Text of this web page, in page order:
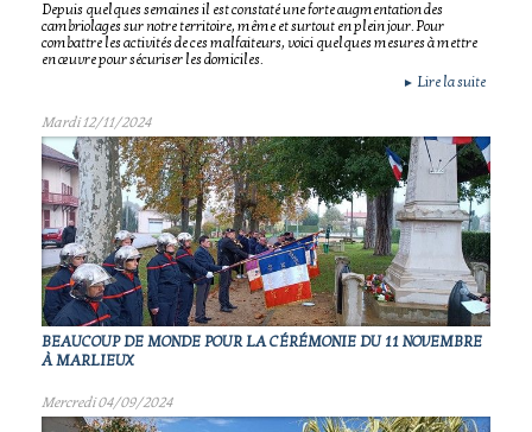
Depuis quelques semaines il est constaté une forte augmentation des
cambriolages sur notre territoire, même et surtout en plein jour. Pour
combattre les activités de ces malfaiteurs, voici quelques mesures à mettre
en œuvre pour sécuriser les domiciles.
► Lire la suite
Mardi 12/11/2024
BEAUCOUP DE MONDE POUR LA CÉRÉMONIE DU 11 NOVEMBRE
À MARLIEUX
Mercredi 04/09/2024